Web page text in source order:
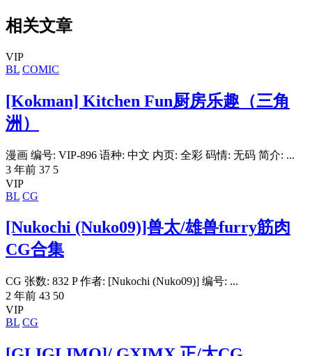
相关文章
VIP
BL COMIC
[Kokman] Kitchen Fun厨房乐趣（三角
洲）
漫画 编号: VIP-896 语种: 中文 内页: 全彩 码情: 无码 简介: ...
3 年前 37 5
VIP
BL CG
[Nukochi (Nuko09)]兽太/雄兽furry筋肉
CG合集
CG 张数: 832 P 作者: [Nukochi (Nuko09)] 编号: ...
2 年前 43 50
VIP
BL CG